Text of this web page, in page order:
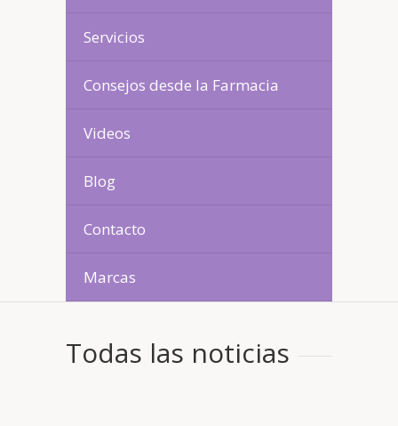
Servicios
Consejos desde la Farmacia
Videos
Blog
Contacto
Marcas
Todas las noticias